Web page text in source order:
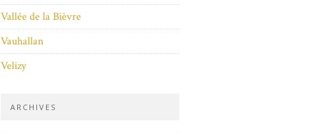
Vallée de la Bièvre
Vauhallan
Velizy
ARCHIVES